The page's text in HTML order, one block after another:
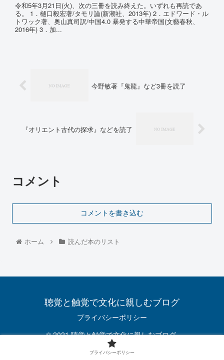
令和5年3月21日(火)、次の三冊を読み終えた。いずれも再読であ
る。 1．樋口毅宏著/タモリ論(新潮社、2013年) 2．エドワード・ル
トワック著、奥山真司訳/中国4.0 暴発する中華帝国(文藝春秋、
2016年) 3．加...
今野敏著『鬼龍』など3冊を読了
『オリエント古代の探求』などを読了
コメント
コメントを書き込む
ホーム 読んだ本のリスト
聴覚と触覚で文化に親しむブログ
プライバシーポリシー
© 2021 聴覚と触覚で文化に親しむブログ.
プライバシーポリシー